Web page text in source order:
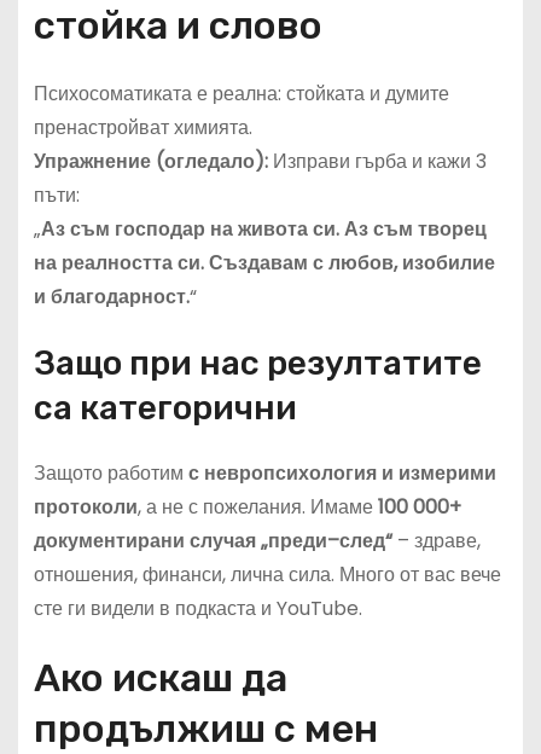
стойка и слово
Психосоматиката е реална: стойката и думите
пренастройват химията.
Упражнение (огледало):Изправи гърба и кажи 3
пъти:
„Аз съм господар на живота си. Аз съм творец
на реалността си. Създавам с любов, изобилие
и благодарност.“
Защо при нас резултатите
са категорични
Защото работим с невропсихология и измерими
протоколи, а не с пожелания. Имаме100 000+
документирани случая „преди–след“– здраве,
отношения, финанси, лична сила. Много от вас вече
сте ги видели в подкаста и YouTube.
Ако искаш да
продължиш с мен